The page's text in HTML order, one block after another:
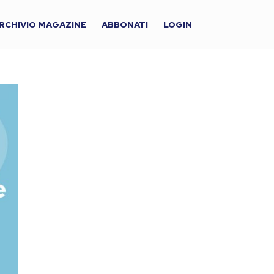
MAGAZINE ABBONATI LOGIN